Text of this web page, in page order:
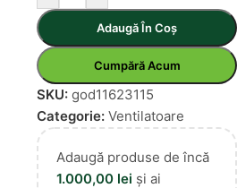
Adaugă În Coș
Cumpără Acum
SKU: god11623115
Categorie: Ventilatoare
Adaugă produse de încă
1.000,00 lei și ai